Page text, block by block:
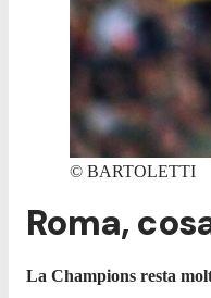
© BARTOLETTI
Roma,
La Champions resta